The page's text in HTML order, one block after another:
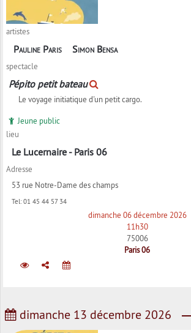
artistes
Pauline Paris Simon Bensa
spectacle
Pépito petit bateau
Le voyage initiatique d'un petit cargo.
Jeune public
lieu
Le Lucernaire - Paris 06
Adresse
53 rue Notre-Dame des champs
Tel: 01 45 44 57 34
dimanche 06 décembre 2026
11h30
75006
Paris 06
dimanche 13 décembre 2026